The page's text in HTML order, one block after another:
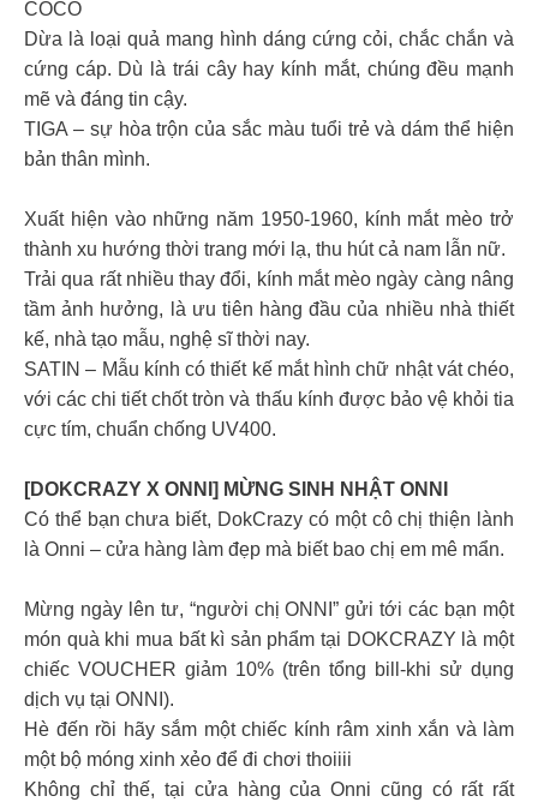
COCO
Dừa là loại quả mang hình dáng cứng cỏi, chắc chắn và
cứng cáp. Dù là trái cây hay kính mắt, chúng đều mạnh
mẽ và đáng tin cậy.
TIGA – sự hòa trộn của sắc màu tuổi trẻ và dám thể hiện
bản thân mình.
Xuất hiện vào những năm 1950-1960, kính mắt mèo trở
thành xu hướng thời trang mới lạ, thu hút cả nam lẫn nữ.
Trải qua rất nhiều thay đổi, kính mắt mèo ngày càng nâng
tầm ảnh hưởng, là ưu tiên hàng đầu của nhiều nhà thiết
kế, nhà tạo mẫu, nghệ sĩ thời nay.
SATIN – Mẫu kính có thiết kế mắt hình chữ nhật vát chéo,
với các chi tiết chốt tròn và thấu kính được bảo vệ khỏi tia
cực tím, chuẩn chống UV400.
[DOKCRAZY X ONNI] MỪNG SINH NHẬT ONNI
Có thể bạn chưa biết, DokCrazy có một cô chị thiện lành
là Onni – cửa hàng làm đẹp mà biết bao chị em mê mẩn.
Mừng ngày lên tư, “người chị ONNI” gửi tới các bạn một
món quà khi mua bất kì sản phẩm tại DOKCRAZY là một
chiếc VOUCHER giảm 10% (trên tổng bill-khi sử dụng
dịch vụ tại ONNI).
Hè đến rồi hãy sắm một chiếc kính râm xinh xắn và làm
một bộ móng xinh xẻo để đi chơi thoiiii
Không chỉ thế, tại cửa hàng của Onni cũng có rất rất